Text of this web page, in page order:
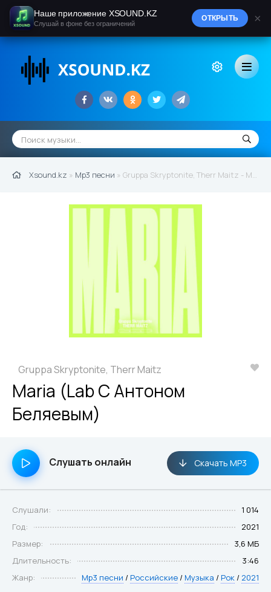
Xsound.kz » Mp3 песни » Gruppa Skryptonite, Therr Maitz - Maria (Lab С Антоном Беляевым) (2021)
Gruppa Skryptonite, Therr Maitz
Maria (Lab С Антоном
Беляевым)
Слушать онлайн Скачать MP3
Слушали:
1 014
Год:
2021
Размер:
3,6 МБ
Длительность:
3:46
Жанр:
Mp3 песни / Российские / Музыка / Рок / 2021
Наше приложение XSOUND.KZ
Слушай в фоне без ограничений
ОТКРЫТЬ ×